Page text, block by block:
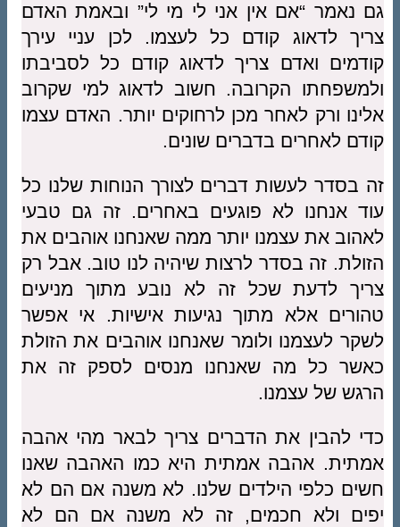
גם נאמר “אם אין אני לי מי לי” ובאמת האדם
צריך לדאוג קודם כל לעצמו. לכן עניי עירך
קודמים ואדם צריך לדאוג קודם כל לסביבתו
ולמשפחתו הקרובה. חשוב לדאוג למי שקרוב
אלינו ורק לאחר מכן לרחוקים יותר. האדם עצמו
קודם לאחרים בדברים שונים.
זה בסדר לעשות דברים לצורך הנוחות שלנו כל
עוד אנחנו לא פוגעים באחרים. זה גם טבעי
לאהוב את עצמנו יותר ממה שאנחנו אוהבים את
הזולת. זה בסדר לרצות שיהיה לנו טוב. אבל רק
צריך לדעת שכל זה לא נובע מתוך מניעים
טהורים אלא מתוך נגיעות אישיות. אי אפשר
לשקר לעצמנו ולומר שאנחנו אוהבים את הזולת
כאשר כל מה שאנחנו מנסים לספק זה את
הרגש של עצמנו.
כדי להבין את הדברים צריך לבאר מהי אהבה
אמתית. אהבה אמתית היא כמו האהבה שאנו
חשים כלפי הילדים שלנו. לא משנה אם הם לא
יפים ולא חכמים, זה לא משנה אם הם לא